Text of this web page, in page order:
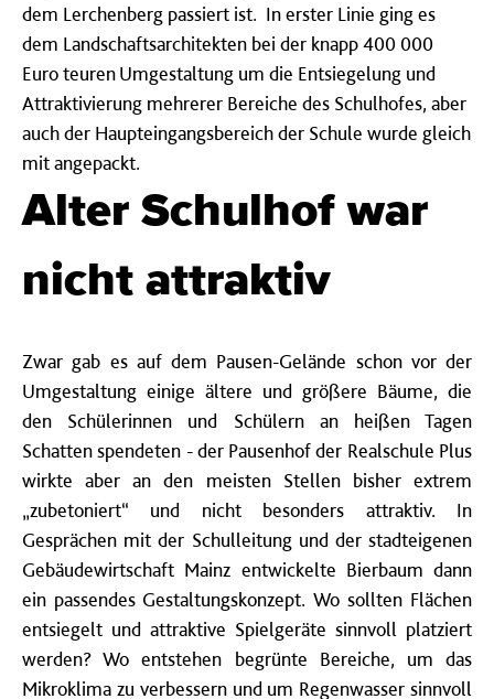
dem Lerchenberg passiert ist. In erster Linie ging es
dem Landschaftsarchitekten bei der knapp 400 000
Euro teuren Umgestaltung um die Entsiegelung und
Attraktivierung mehrerer Bereiche des Schulhofes, aber
auch der Haupteingangsbereich der Schule wurde gleich
mit angepackt.
Alter Schulhof war
nicht attraktiv
Zwar gab es auf dem Pausen-Gelände schon vor der
Umgestaltung einige ältere und größere Bäume, die
den Schülerinnen und Schülern an heißen Tagen
Schatten spendeten - der Pausenhof der Realschule Plus
wirkte aber an den meisten Stellen bisher extrem
„zubetoniert“ und nicht besonders attraktiv. In
Gesprächen mit der Schulleitung und der stadteigenen
Gebäudewirtschaft Mainz entwickelte Bierbaum dann
ein passendes Gestaltungskonzept. Wo sollten Flächen
entsiegelt und attraktive Spielgeräte sinnvoll platziert
werden? Wo entstehen begrünte Bereiche, um das
Mikroklima zu verbessern und um Regenwasser sinnvoll